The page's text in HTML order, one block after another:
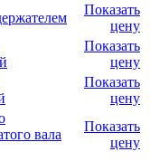
Показать
цену
Показать
цену
Показать
цену
вала
Показать
цену